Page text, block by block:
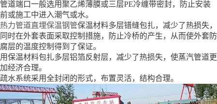
管道端口一般选用聚乙烯薄膜或三层PE冷缠带密封，防止安装
前或施工中进入潮气或水。
热力管道直埋保温钢管保温材料多层错缝包扎，减少了热损失，
同时在外套表面采取控制措施，防止冷桥的产生，从而使外套防
腐层的温度控制得到了保证。
用保温材料包扎多层铝箔反射层，减少了热损失，使蒸汽管道更
加经济合理。
疏水系统采用全封闭的形式，布置灵活，结构合理。